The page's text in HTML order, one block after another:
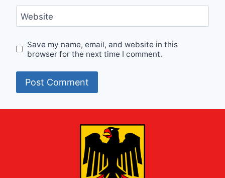
Website
Save my name, email, and website in this
browser for the next time I comment.